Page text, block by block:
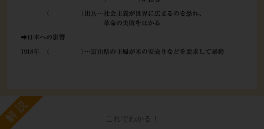
解説 これでわかる！